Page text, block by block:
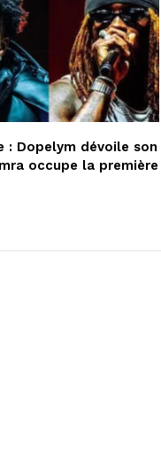
: Dopelym dévoile son
occupe la première